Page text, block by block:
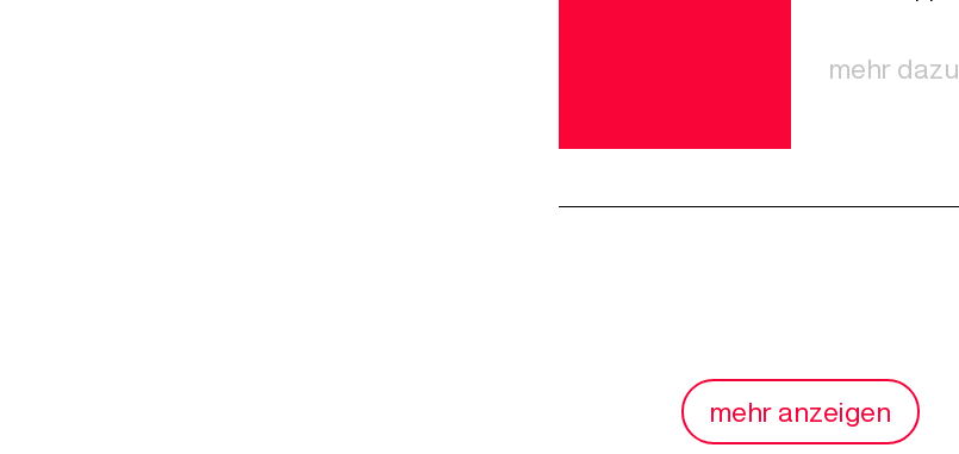
mehr dazu
mehr anzeigen